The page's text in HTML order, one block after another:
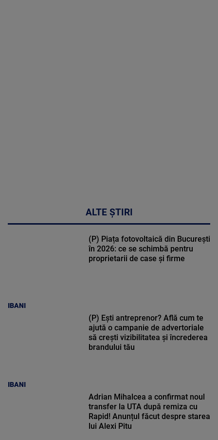
ALTE ȘTIRI
IBANI
(P) Piața fotovoltaică din București
în 2026: ce se schimbă pentru
proprietarii de case și firme
IBANI
(P) Ești antreprenor? Află cum te
ajută o campanie de advertoriale
să crești vizibilitatea și încrederea
brandului tău
Adrian Mihalcea a confirmat noul
transfer la UTA după remiza cu
Rapid! Anunțul făcut despre starea
lui Alexi Pitu